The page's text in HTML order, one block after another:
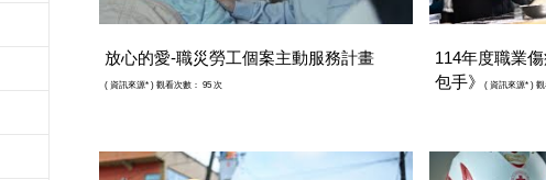
放心的愛-職災勞工個案主動服務計畫
( 資訊來源*) 觀看次數： 95 次
114年度職業
包手》
( 資訊來源*) 觀